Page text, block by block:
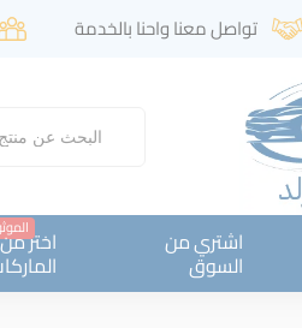
تواصل معنا واحنا بالخدمة
اشتري من
السوق
اختر من